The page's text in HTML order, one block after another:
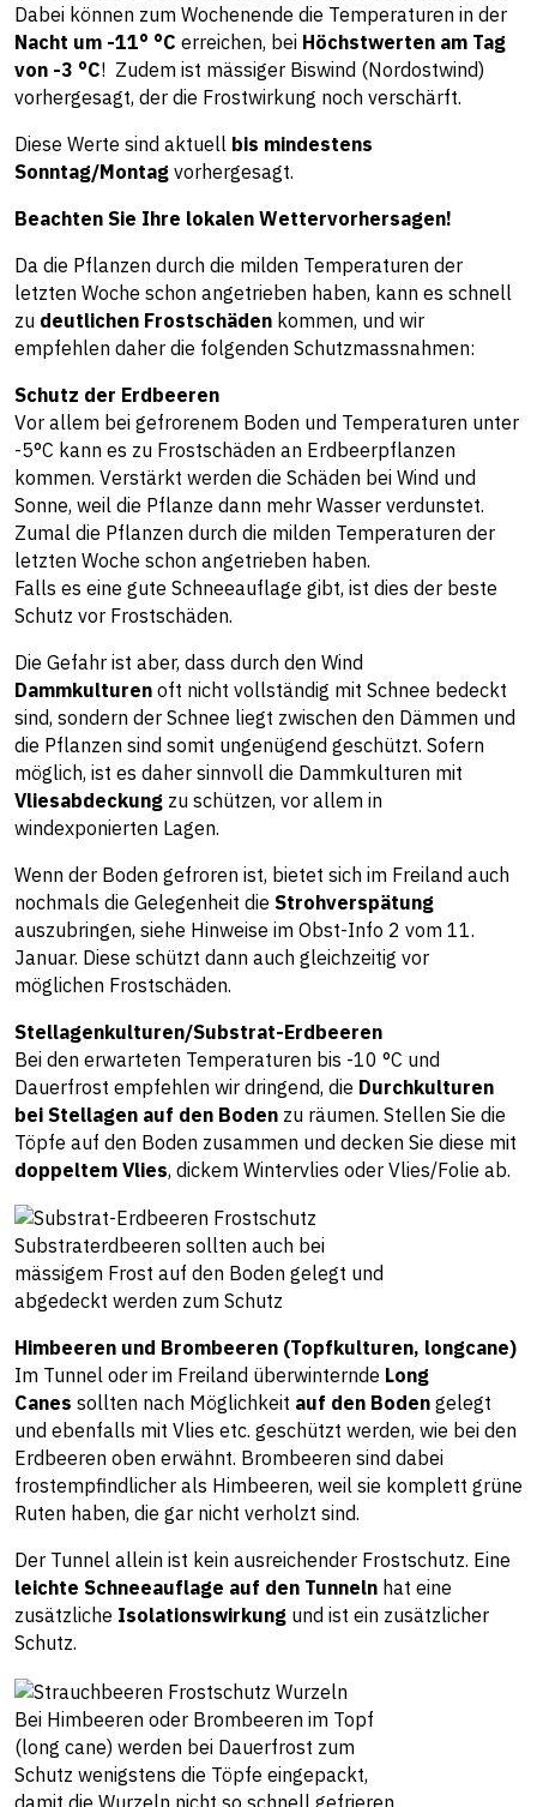
Dabei können zum Wochenende die Temperaturen in der
Nacht um -11° °C erreichen, bei Höchstwerten am Tag
von -3 °C! Zudem ist mässiger Biswind (Nordostwind)
vorhergesagt, der die Frostwirkung noch verschärft.
Diese Werte sind aktuell bis mindestens
Sonntag/Montag vorhergesagt.
Beachten Sie Ihre lokalen Wettervorhersagen!
Da die Pflanzen durch die milden Temperaturen der
letzten Woche schon angetrieben haben, kann es schnell
zu deutlichen Frostschäden kommen, und wir
empfehlen daher die folgenden Schutzmassnahmen:
Schutz der Erdbeeren
Vor allem bei gefrorenem Boden und Temperaturen unter
-5°C kann es zu Frostschäden an Erdbeerpflanzen
kommen. Verstärkt werden die Schäden bei Wind und
Sonne, weil die Pflanze dann mehr Wasser verdunstet.
Zumal die Pflanzen durch die milden Temperaturen der
letzten Woche schon angetrieben haben.
Falls es eine gute Schneeauflage gibt, ist dies der beste
Schutz vor Frostschäden.
Die Gefahr ist aber, dass durch den Wind
Dammkulturen oft nicht vollständig mit Schnee bedeckt
sind, sondern der Schnee liegt zwischen den Dämmen und
die Pflanzen sind somit ungenügend geschützt. Sofern
möglich, ist es daher sinnvoll die Dammkulturen mit
Vliesabdeckung zu schützen, vor allem in
windexponierten Lagen.
Wenn der Boden gefroren ist, bietet sich im Freiland auch
nochmals die Gelegenheit die Strohverspätung
auszubringen, siehe Hinweise im Obst-Info 2 vom 11.
Januar. Diese schützt dann auch gleichzeitig vor
möglichen Frostschäden.
Stellagenkulturen/Substrat-Erdbeeren
Bei den erwarteten Temperaturen bis -10 °C und
Dauerfrost empfehlen wir dringend, die Durchkulturen
bei Stellagen auf den Boden zu räumen. Stellen Sie die
Töpfe auf den Boden zusammen und decken Sie diese mit
doppeltem Vlies, dickem Wintervlies oder Vlies/Folie ab.
Substraterdbeeren sollten auch bei
mässigem Frost auf den Boden gelegt und
abgedeckt werden zum Schutz
Himbeeren und Brombeeren (Topfkulturen, longcane)
Im Tunnel oder im Freiland überwinternde Long
Canes sollten nach Möglichkeit auf den Boden gelegt
und ebenfalls mit Vlies etc. geschützt werden, wie bei den
Erdbeeren oben erwähnt. Brombeeren sind dabei
frostempfindlicher als Himbeeren, weil sie komplett grüne
Ruten haben, die gar nicht verholzt sind.
Der Tunnel allein ist kein ausreichender Frostschutz. Eine
leichte Schneeauflage auf den Tunneln hat eine
zusätzliche Isolationswirkung und ist ein zusätzlicher
Schutz.
Bei Himbeeren oder Brombeeren im Topf
(long cane) werden bei Dauerfrost zum
Schutz wenigstens die Töpfe eingepackt,
damit die Wurzeln nicht so schnell gefrieren